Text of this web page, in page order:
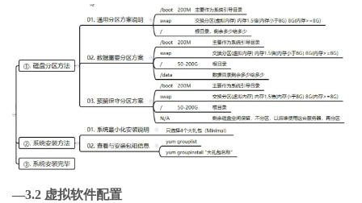
—3.2 虚拟软件配置